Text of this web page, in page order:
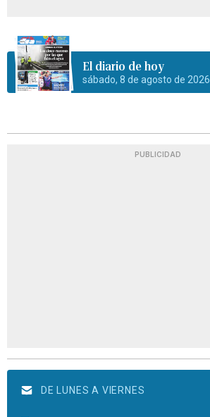
El diario de hoy
sábado, 8 de agosto de 2026
PUBLICIDAD
DE LUNES A VIERNES